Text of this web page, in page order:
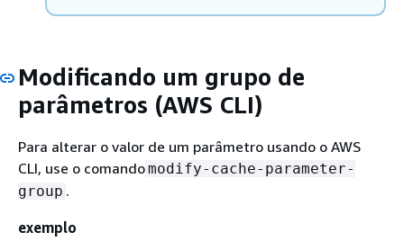
Modificando um grupo de
parâmetros (AWS CLI)
Para alterar o valor de um parâmetro usando o AWS
CLI, use o comandomodify-cache-parameter-
group .
exemplo